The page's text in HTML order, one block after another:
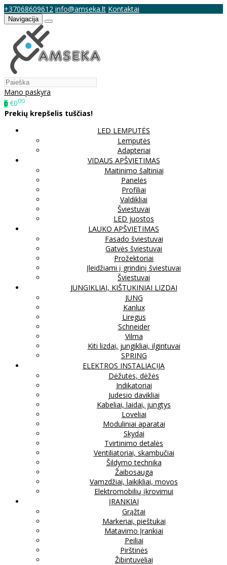
+37068609612 info@amseka.lt Kontaktai
Navigacija
Mano paskyra
0 €000
Prekių krepšelis tuščias!
LED LEMPUTĖS
Lemputės
Adapteriai
VIDAUS APŠVIETIMAS
Maitinimo šaltiniai
Panelės
Profiliai
Valdikliai
Šviestuvai
LED juostos
LAUKO APŠVIETIMAS
Fasado šviestuvai
Gatvės šviestuvai
Prožektoriai
Įleidžiami į grindinį šviestuvai
Šviestuvai
JUNGIKLIAI, KIŠTUKINIAI LIZDAI
JUNG
Kanlux
Liregus
Schneider
Vilma
Kiti lizdai, jungikliai, ilgintuvai
SPRING
ELEKTROS INSTALIACIJA
Dėžutės, dėžės
Indikatoriai
Judesio davikliai
Kabeliai, laidai, jungtys
Loveliai
Moduliniai aparatai
Skydai
Tvirtinimo detalės
Ventiliatoriai, skambučiai
Šildymo technika
Žaibosauga
Vamzdžiai, laikikliai, movos
Elektromobilių įkrovimui
ĮRANKIAI
Grąžtai
Markeriai, pieštukai
Matavimo Įrankiai
Peiliai
Pirštinės
Žibintuvėliai